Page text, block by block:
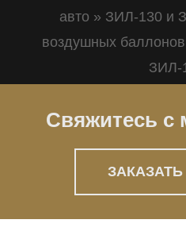
авто » ЗИЛ-130 и
воздушных
ЗИЛ-
Свяжитесь с